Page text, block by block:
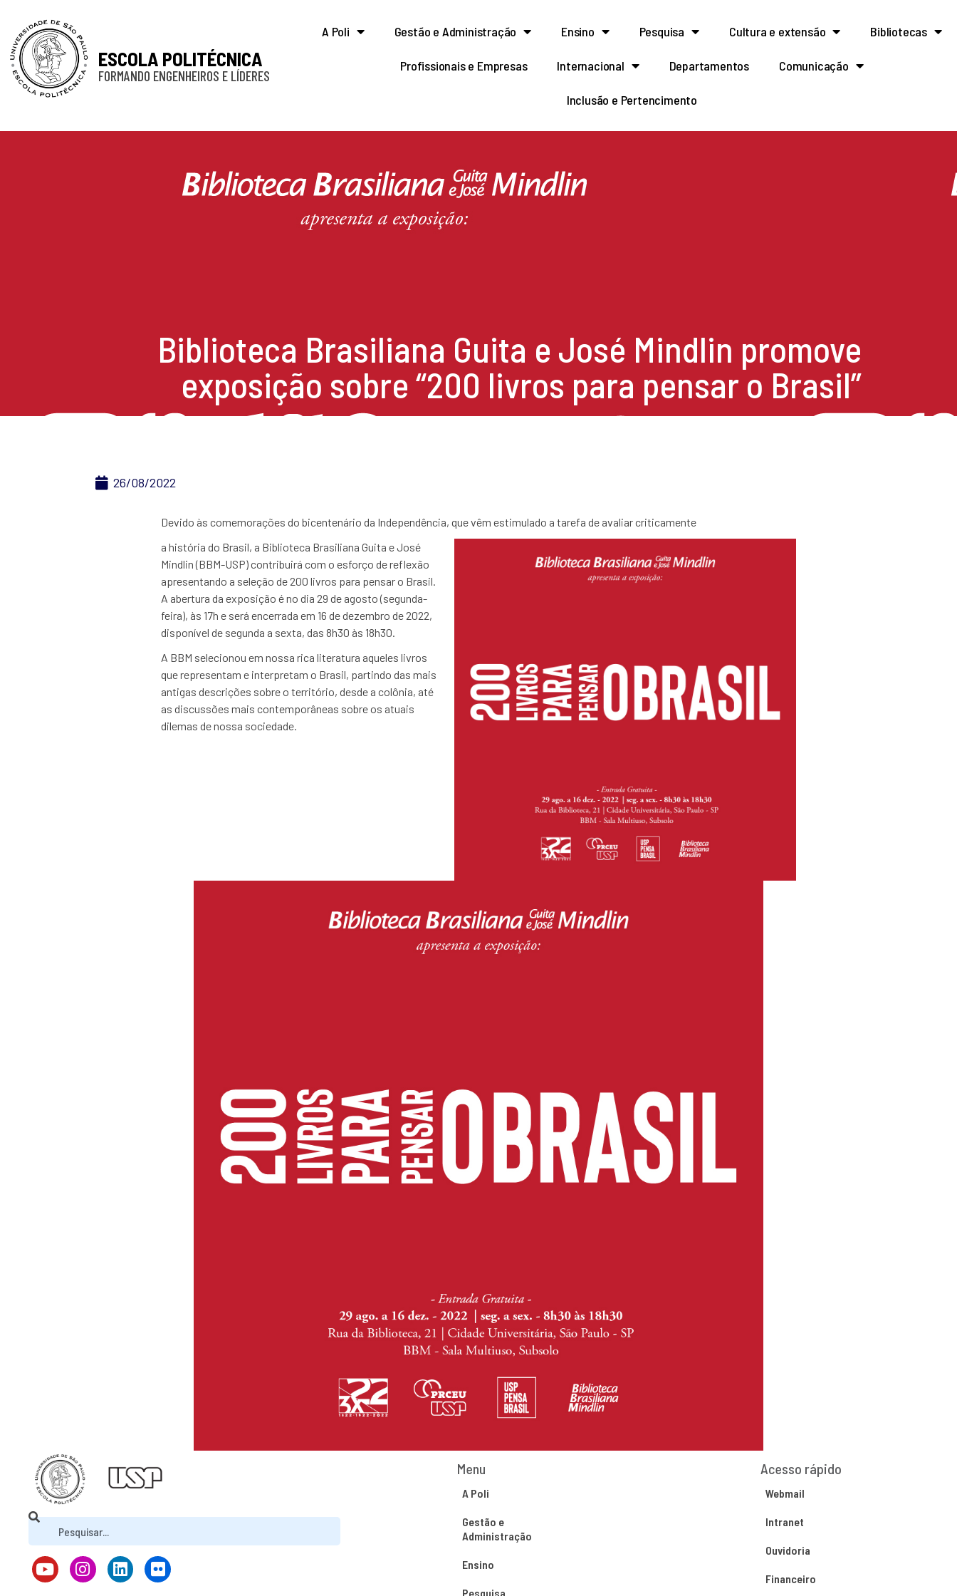
ESCOLA POLITÉCNICA
FORMANDO ENGENHEIROS E LÍDERES
A Poli Gestão e Administração Ensino Pesquisa Cultura e extensão Bibliotecas
Profissionais e Empresas Internacional Departamentos Comunicação
Inclusão e Pertencimento
Biblioteca Brasiliana Guita e José Mindlin promove
exposição sobre “200 livros para pensar o Brasil”
26/08/2022
Devido às comemorações do bicentenário da Independência, que vêm estimulado a tarefa de avaliar criticamente
a história do Brasil, a Biblioteca Brasiliana Guita e José
Mindlin (BBM-USP) contribuirá com o esforço de reflexão
apresentando a seleção de 200 livros para pensar o Brasil.
A abertura da exposição é no dia 29 de agosto (segunda-
feira), às 17h e será encerrada em 16 de dezembro de 2022,
disponível de segunda a sexta, das 8h30 às 18h30.
A BBM selecionou em nossa rica literatura aqueles livros
que representam e interpretam o Brasil, partindo das mais
antigas descrições sobre o território, desde a colônia, até
as discussões mais contemporâneas sobre os atuais
dilemas de nossa sociedade.
Menu
A Poli
Gestão e
Administração
Ensino
Pesquisa
Acesso rápido
Webmail
Intranet
Ouvidoria
Financeiro